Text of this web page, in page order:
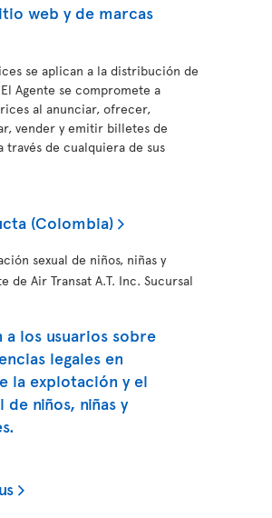
web y de marcas
se aplican a la distribución de
Agente se compromete a
al anunciar, ofrecer,
vender y emitir billetes de
través de cualquiera de sus
(Colombia)
sexual de niños, niñas y
de Air Transat A.T. Inc. Sucursal
los usuarios sobre
legales en
la explotación y el
de niños, niñas y